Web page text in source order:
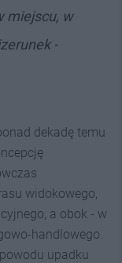
miejscu, w
-
dekadę temu
widokowego,
a obok - w
handlowego.
upadku